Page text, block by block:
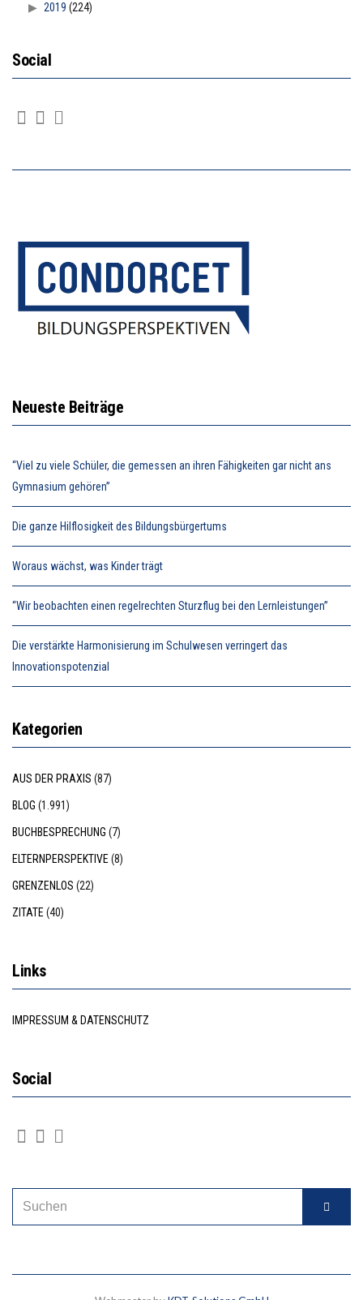
2019 (224)
Social
Neueste Beiträge
“Viel zu viele Schüler, die gemessen an ihren Fähigkeiten gar nicht ans
Gymnasium gehören”
Die ganze Hilflosigkeit des Bildungsbürgertums
Woraus wächst, was Kinder trägt
“Wir beobachten einen regelrechten Sturzflug bei den Lernleistungen”
Die verstärkte Harmonisierung im Schulwesen verringert das
Innovationspotenzial
Kategorien
AUS DER PRAXIS (87)
BLOG (1.991)
BUCHBESPRECHUNG (7)
ELTERNPERSPEKTIVE(8)
GRENZENLOS (22)
ZITATE(40)
Links
IMPRESSUM & DATENSCHUTZ
Social